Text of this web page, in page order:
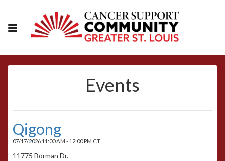
Events
Qigong
07/17/2026 11:00 AM - 12:00 PM CT
11775 Borman Dr.